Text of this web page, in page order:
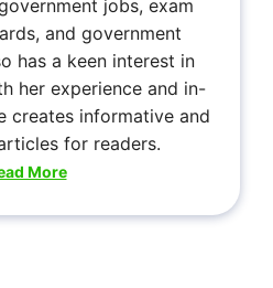
jobs, exam
and government
has a keen interest in
her experience and in-
creates informative and
for readers.
More